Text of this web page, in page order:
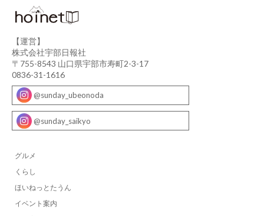
【運営】
株式会社宇部日報社
〒755-8543 山口県宇部市寿町2-3-17
0836-31-1616
@sunday_ubeonoda
@sunday_saikyo
グルメ
くらし
ほいねっとたうん
イベント案内